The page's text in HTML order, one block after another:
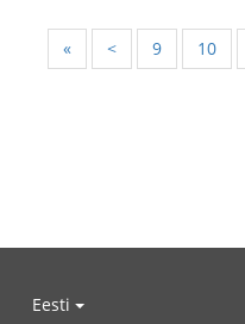
« < 9 10
Eesti